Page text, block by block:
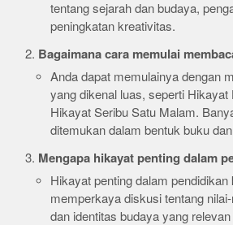
tentang sejarah dan budaya,
peningkatan kreativitas.
Bagaimana cara memulai
Anda dapat memulainya dengan
yang dikenal luas, seperti Hikayat
Hikayat Seribu Satu Malam.
ditemukan dalam bentuk buku
Mengapa hikayat penting dalam
Hikayat penting dalam pendidikan
memperkaya diskusi tentang
dan identitas budaya yang